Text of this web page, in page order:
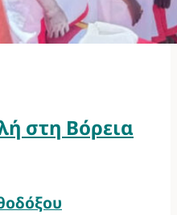
στη Βόρεια